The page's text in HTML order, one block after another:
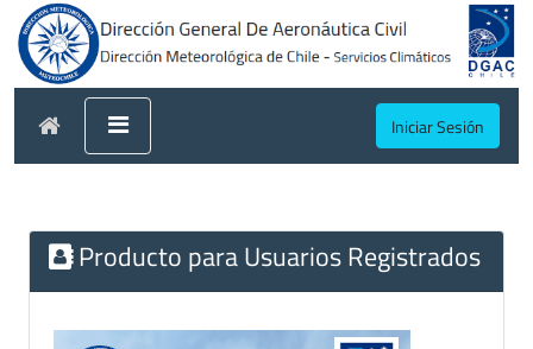
Iniciar Sesión
Producto para Usuarios Registrados